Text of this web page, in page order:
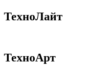
ТехноЛайт
ТехноАрт